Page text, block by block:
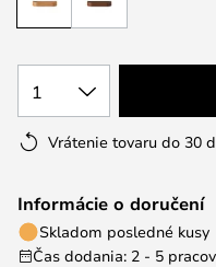
1
Vrátenie tovaru do 30
Informácie o doručení
Skladom posledné kusy
Čas dodania: 2 - 5